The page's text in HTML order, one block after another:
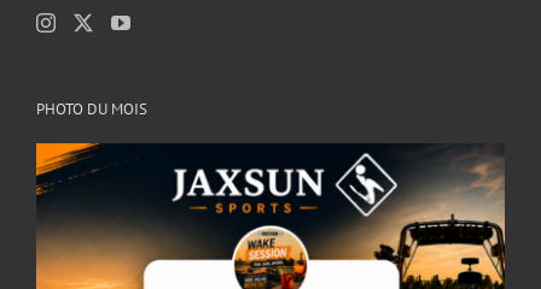
PHOTO DU MOIS